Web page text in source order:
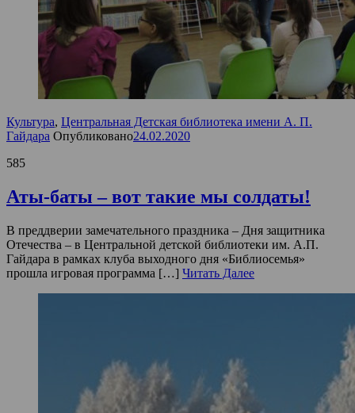
Культура, Центральная Детская библиотека имени А. П.
Гайдара Опубликовано24.02.2020
585
Аты-баты – вот такие мы солдаты!
В преддверии замечательного праздника – Дня защитника
Отечества – в Центральной детской библиотеки им. А.П.
Гайдара в рамках клуба выходного дня «Библиосемья»
прошла игровая программа […] Читать Далее